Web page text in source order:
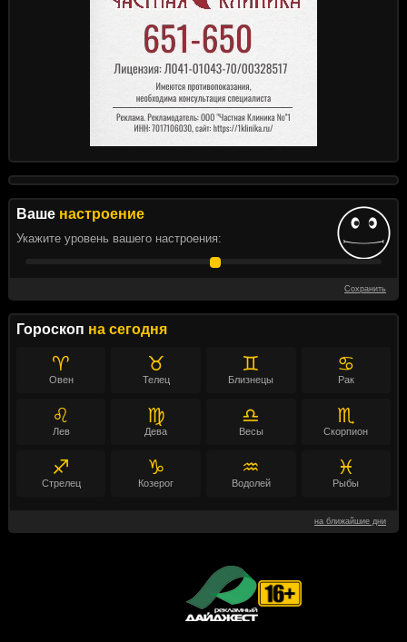
Ваше настроение
Укажите уровень вашего настроения:
Сохранить
Гороскоп на сегодня
♈
Овен
♉
Телец
♊
Близнецы
♋
Рак
♌
Лев
♍
Дева
♎
Весы
♏
Скорпион
♐
Стрелец
♑
Козерог
♒
Водолей
♓
Рыбы
на ближайшие дни